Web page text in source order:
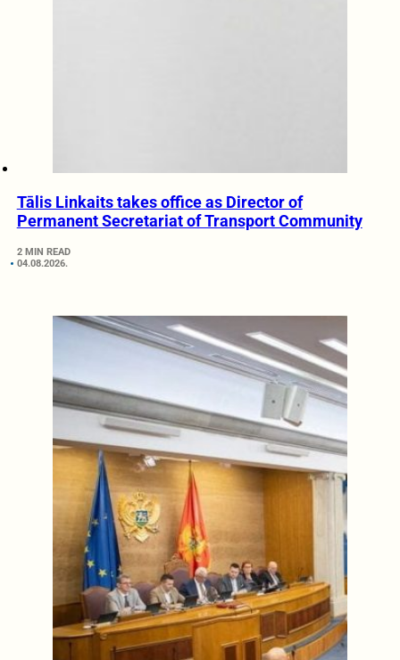
Tālis Linkaits takes office as Director of
Permanent Secretariat of Transport Community
2 MIN READ
04.08.2026.